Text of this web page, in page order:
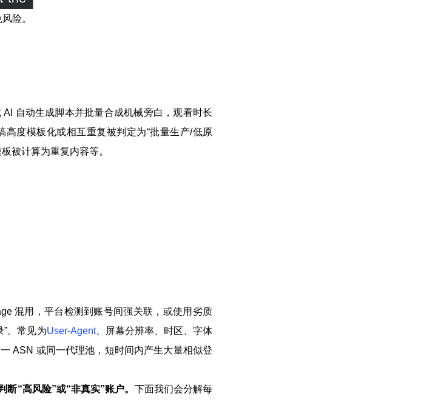
险。
自动生成脚本并批量合成机械旁白，观看时长
度模板化或相互重复被判定为“批量生产/低原
被计算为重复内容等。
混用，平台检测到账号间强关联，或使用劣质
。常见为User-Agent、屏幕分辨率、时区、字体
ASN 或同一代理池，短时间内产生大量相似登
断“高风险”或“非真实”账户。 下面我们会分解每